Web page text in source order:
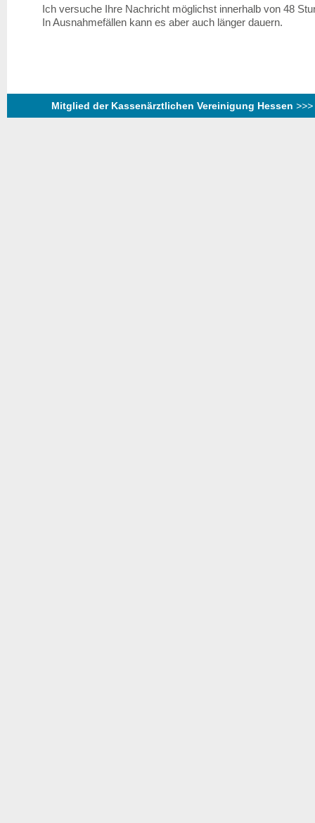
Ich versuche Ihre Nachricht möglichst innerhalb von 48
In Ausnahmefällen kann es aber auch länger dauern.
Mitglied der Kassenärztlichen Vereinigung Hessen